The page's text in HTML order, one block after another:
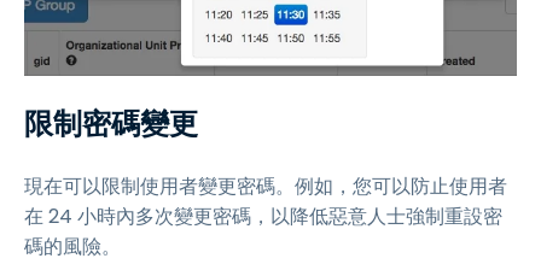
限制密碼變更
現在可以限制使用者變更密碼。例如，您可以防止使用者
在 24 小時內多次變更密碼，以降低惡意人士強制重設密
碼的風險。